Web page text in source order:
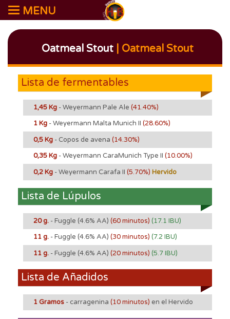
MENU
Oatmeal Stout | Oatmeal Stout
Lista de fermentables
1,45 Kg - Weyermann Pale Ale (41.40%)
1 Kg - Weyermann Malta Munich II (28.60%)
0,5 Kg - Copos de avena (14.30%)
0,35 Kg - Weyermann CaraMunich Type II (10.00%)
0,2 Kg - Weyermann Carafa II (5.70%) Hervido
Lista de Lúpulos
20 g. - Fuggle (4.6% AA) (60 minutos) (17.1 IBU)
11 g. - Fuggle (4.6% AA) (30 minutos) (7.2 IBU)
11 g. - Fuggle (4.6% AA) (20 minutos) (5.7 IBU)
Lista de Añadidos
1 Gramos - carragenina (10 minutos) en el Hervido